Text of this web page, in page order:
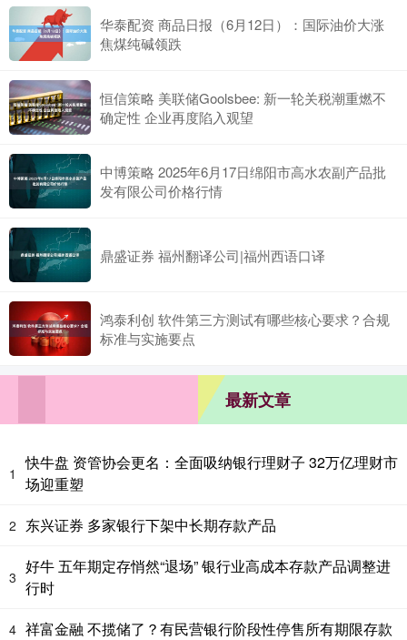
华泰配资 商品日报（6月12日）：国际油价大涨
焦煤纯碱领跌
恒信策略 美联储Goolsbee: 新一轮关税潮重燃不
确定性 企业再度陷入观望
中博策略 2025年6月17日绵阳市高水农副产品批
发有限公司价格行情
鼎盛证券 福州翻译公司|福州西语口译
鸿泰利创 软件第三方测试有哪些核心要求？合规
标准与实施要点
最新文章
1
快牛盘 资管协会更名：全面吸纳银行理财子 32万亿理财市
场迎重塑
2 东兴证券 多家银行下架中长期存款产品
3
好牛 五年期定存悄然“退场” 银行业高成本存款产品调整进
行时
4 祥富金融 不揽储了？有民营银行阶段性停售所有期限存款